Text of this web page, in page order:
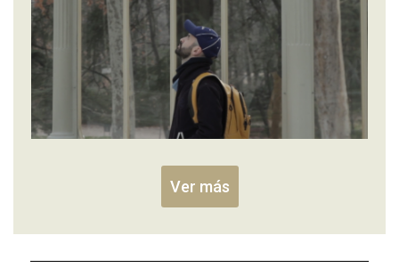
Ver más